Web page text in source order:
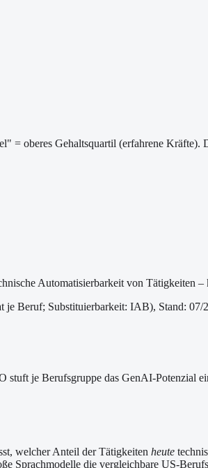
= oberes Gehaltsquartil (erfahrene Kräfte).
Automatisierbarkeit von Tätigkeiten –
je Beruf; Substituierbarkeit: IAB), Stand: 07/
je Berufsgruppe das GenAI-Potenzial
welcher Anteil der Tätigkeiten heute
Sprachmodelle die vergleichbare US-